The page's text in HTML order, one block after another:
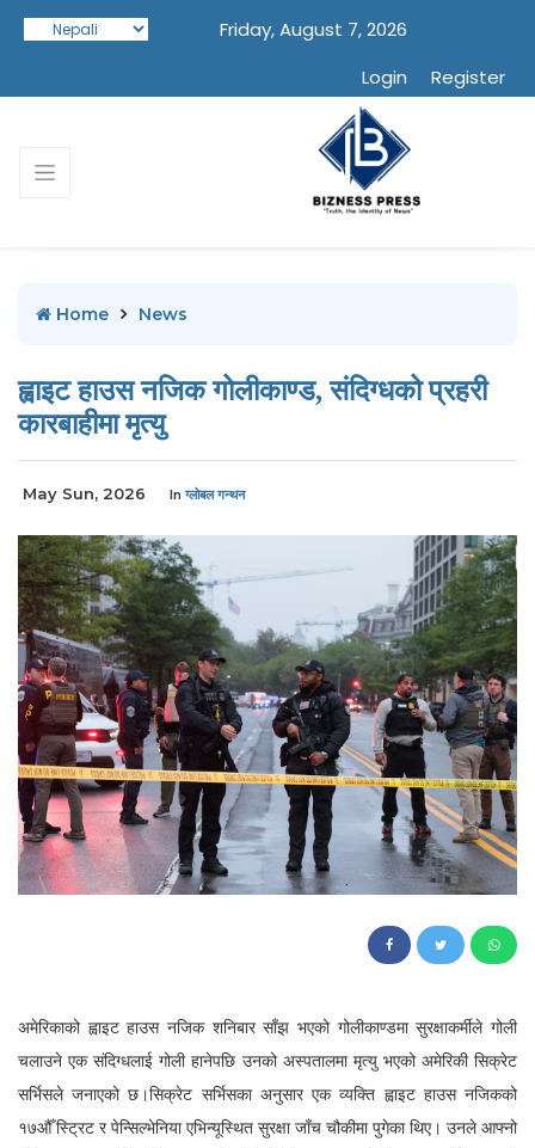
Friday, August 7, 2026
Login
Register
Home News
ह्वाइट हाउस नजिक गोलीकाण्ड, संदिग्धको प्रहरी
कारबाहीमा मृत्यु
May Sun, 2026 In ग्लोबल गन्थन
अमेरिकाको ह्वाइट हाउस नजिक शनिबार साँझ भएको गोलीकाण्डमा सुरक्षाकर्मीले गोली
चलाउने एक संदिग्धलाई गोली हानेपछि उनको अस्पतालमा मृत्यु भएको अमेरिकी सिक्रेट
सर्भिसले जनाएको छ।सिक्रेट सर्भिसका अनुसार एक व्यक्ति ह्वाइट हाउस नजिकको
१७औँ स्ट्रिट र पेन्सिल्भेनिया एभिन्यूस्थित सुरक्षा जाँच चौकीमा पुगेका थिए। उनले आफ्नो